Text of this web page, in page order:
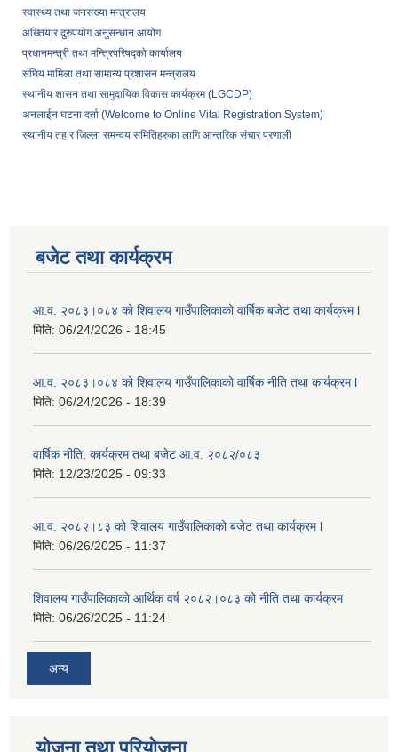
स्वास्थ्य तथा जनसंख्या मन्त्रालय
अख्तियार दुरुपयोग अनुसन्धान आयोग
प्रधानमन्त्री तथा मन्त्रिपरिषद्को कार्यालय
संघिय मामिला तथा सामान्य प्रशासन मन्त्रालय
स्थानीय शासन तथा सामुदायिक विकास कार्यक्रम (LGCDP)
अनलाईन घटना दर्ता (Welcome to Online Vital Registration System)
स्थानीय तह र जिल्ला समन्वय समितिहरुका लागि आन्तरिक संचार प्रणाली
बजेट तथा कार्यक्रम
आ.व. २०८३।०८४ को शिवालय गाउँपालिकाको वार्षिक बजेट तथा कार्यक्रम l
मिति: 06/24/2026 - 18:45
आ.व. २०८३।०८४ को शिवालय गाउँपालिकाको वार्षिक नीति तथा कार्यक्रम l
मिति: 06/24/2026 - 18:39
वार्षिक नीति, कार्यक्रम तथा बजेट आ.व. २०८२/०८३
मिति: 12/23/2025 - 09:33
आ.व. २०८२।८३ को शिवालय गाउँपालिकाको बजेट तथा कार्यक्रम l
मिति: 06/26/2025 - 11:37
शिवालय गाउँपालिकाको आर्थिक वर्ष २०८२।०८३ को नीति तथा कार्यक्रम
मिति: 06/26/2025 - 11:24
अन्य